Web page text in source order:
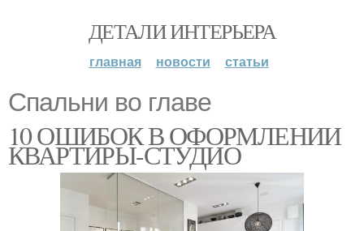
ДЕТАЛИ ИНТЕРЬЕРА
главная новости статьи
Спальни во главе
10 ОШИБОК В ОФОРМЛЕНИИ
КВАРТИРЫ-СТУДИО